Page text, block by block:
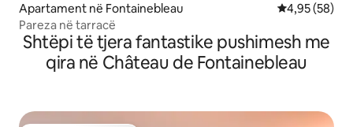
Apartament në Fontainebleau Vlerësimi
4,95 (58)
Pareza në tarracë
Shtëpi të tjera fantastike pushimesh me
qira në Château de Fontainebleau